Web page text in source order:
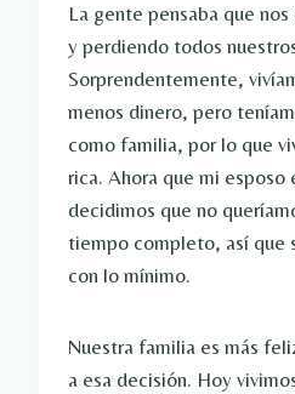
La gente pensaba que
y perdiendo todos
Sorprendentemente,
menos dinero, pero
como familia, por lo que
rica. Ahora que mi esposo
decidimos que no
tiempo completo, así que
con lo mínimo.
Nuestra familia es más
a esa decisión. Hoy